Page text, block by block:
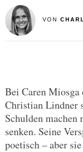
VON
Bei Caren
Christian Lindner
Schulden machen
senken. Seine
poetisch – aber